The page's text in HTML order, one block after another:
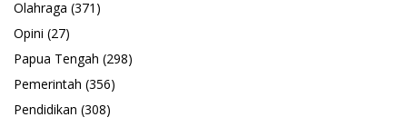
Olahraga (371)
Opini (27)
Papua Tengah (298)
Pemerintah (356)
Pendidikan (308)